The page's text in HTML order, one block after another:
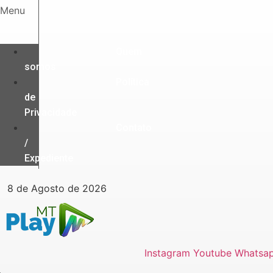
Ir
conteúdo
Menu
somos
de
Privacidade
/
Expediente
8 de Agosto de 2026
Instagram Youtube